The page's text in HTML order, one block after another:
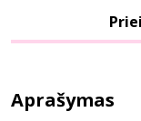
Aprašymas